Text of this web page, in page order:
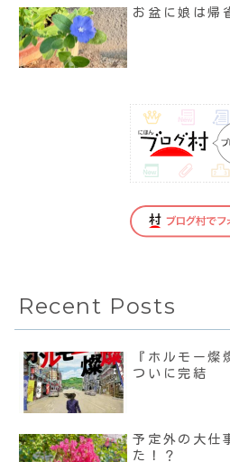
お盆に娘は帰
Recent Posts
『ホルモー燦
ついに完結
予定外の大仕
た！？